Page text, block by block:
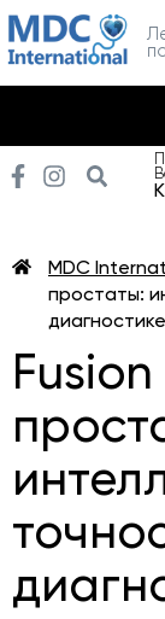
MDC
простаты: